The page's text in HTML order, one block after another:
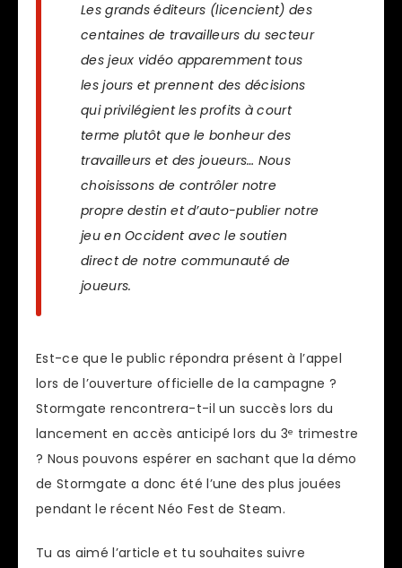
Les grands éditeurs (licencient) des
centaines de travailleurs du secteur
des jeux vidéo apparemment tous
les jours et prennent des décisions
qui privilégient les profits à court
terme plutôt que le bonheur des
travailleurs et des joueurs… Nous
choisissons de contrôler notre
propre destin et d’auto-publier notre
jeu en Occident avec le soutien
direct de notre communauté de
joueurs.
Est-ce que le public répondra présent à l’appel
lors de l’ouverture officielle de la campagne ?
Stormgate rencontrera-t-il un succès lors du
lancement en accès anticipé lors du 3ᵉ trimestre
? Nous pouvons espérer en sachant que la démo
de Stormgate a donc été l’une des plus jouées
pendant le récent Néo Fest de Steam.
Tu as aimé l’article et tu souhaites suivre